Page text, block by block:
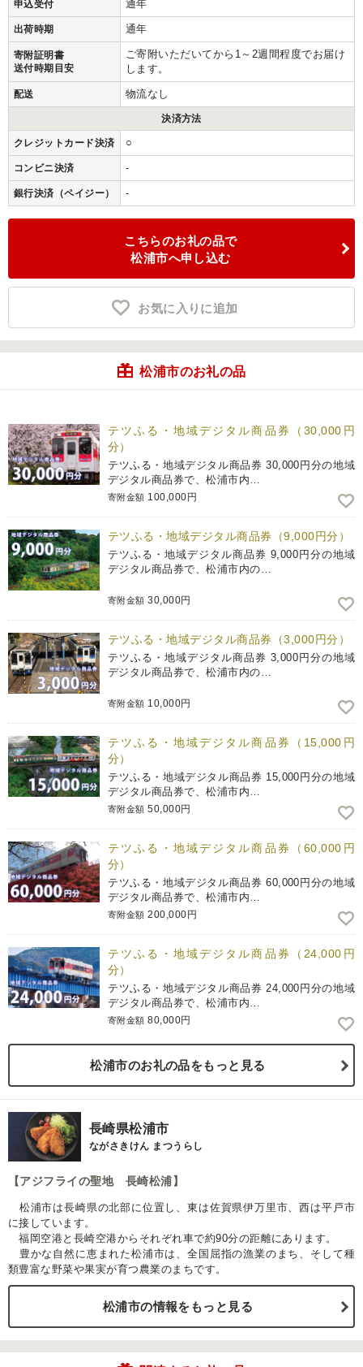
申込受付 通年
出荷時期 通年
寄附証明書
送付時期目安
ご寄附いただいてから1～2週間程度でお届け
します。
配送 物流なし
決済方法
クレジットカード決済 ○
コンビニ決済 -
銀行決済（ペイジー） -
こちらのお礼の品で
松浦市へ申し込む
お気に入りに追加
松浦市のお礼の品
テツふる・地域デジタル商品券（30,000円
分）
テツふる・地域デジタル商品券 30,000円分の地域
デジタル商品券で、松浦市内…
寄附金額 100,000円
テツふる・地域デジタル商品券（9,000円分）
テツふる・地域デジタル商品券 9,000円分の地域
デジタル商品券で、松浦市内の…
寄附金額 30,000円
テツふる・地域デジタル商品券（3,000円分）
テツふる・地域デジタル商品券 3,000円分の地域
デジタル商品券で、松浦市内の…
寄附金額 10,000円
テツふる・地域デジタル商品券（15,000円
分）
テツふる・地域デジタル商品券 15,000円分の地域
デジタル商品券で、松浦市内…
寄附金額 50,000円
テツふる・地域デジタル商品券（60,000円
分）
テツふる・地域デジタル商品券 60,000円分の地域
デジタル商品券で、松浦市内…
寄附金額 200,000円
テツふる・地域デジタル商品券（24,000円
分）
テツふる・地域デジタル商品券 24,000円分の地域
デジタル商品券で、松浦市内…
寄附金額 80,000円
松浦市のお礼の品をもっと見る
長崎県松浦市
ながさきけん まつうらし
【アジフライの聖地 長崎松浦】
松浦市は長崎県の北部に位置し、東は佐賀県伊万里市、西は平戸市
に接しています。
福岡空港と長崎空港からそれぞれ車で約90分の距離にあります。
豊かな自然に恵まれた松浦市は、全国屈指の漁業のまち、そして種
類豊富な野菜や果実が育つ農業のまちです。
松浦市の情報をもっと見る